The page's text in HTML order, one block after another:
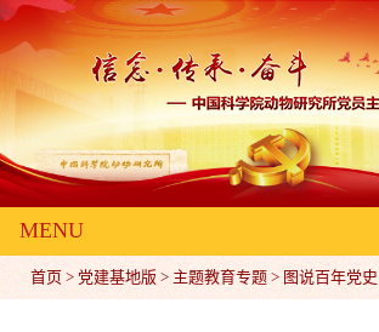
MENU
首页 > 党建基地版 > 主题教育专题 > 图说百年党史